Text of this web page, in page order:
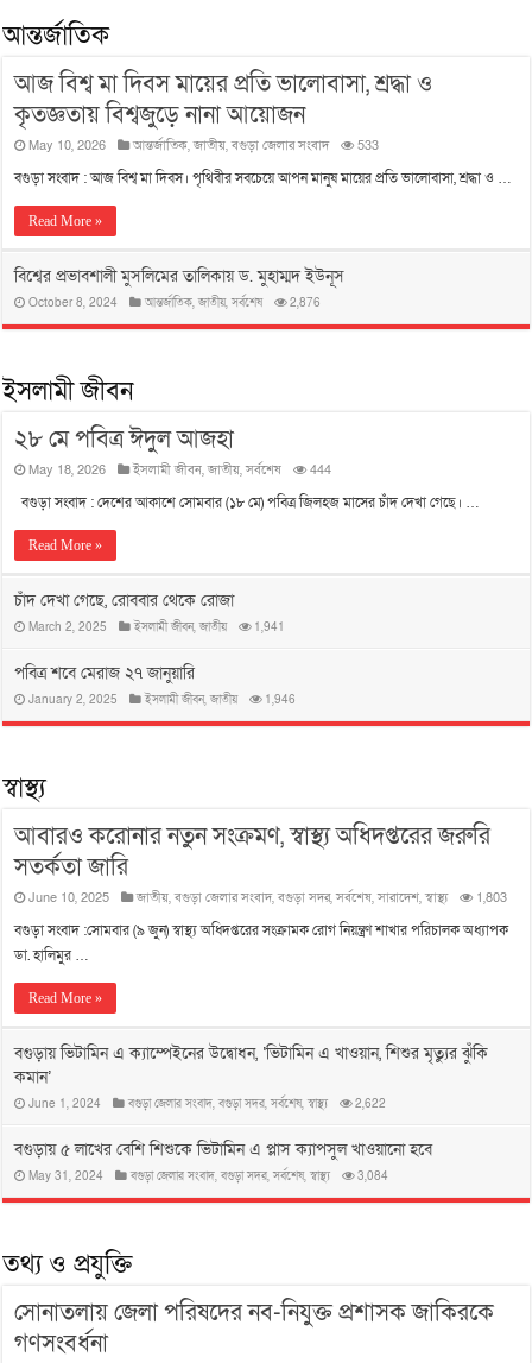
আন্তর্জাতিক
আজ বিশ্ব মা দিবস মায়ের প্রতি ভালোবাসা, শ্রদ্ধা ও
কৃতজ্ঞতায় বিশ্বজুড়ে নানা আয়োজন
May 10, 2026 আন্তর্জাতিক,জাতীয়,বগুড়া জেলার সংবাদ 533
বগুড়া সংবাদ : আজ বিশ্ব মা দিবস। পৃথিবীর সবচেয়ে আপন মানুষ মায়ের প্রতি ভালোবাসা, শ্রদ্ধা ও …
Read More »
বিশ্বের প্রভাবশালী মুসলিমের তালিকায় ড. মুহাম্মদ ইউনূস
October 8, 2024 আন্তর্জাতিক,জাতীয়,সর্বশেষ 2,876
ইসলামী জীবন
২৮ মে পবিত্র ঈদুল আজহা
May 18, 2026 ইসলামী জীবন,জাতীয়,সর্বশেষ 444
বগুড়া সংবাদ : দেশের আকাশে সোমবার (১৮ মে) পবিত্র জিলহজ মাসের চাঁদ দেখা গেছে। …
Read More »
চাঁদ দেখা গেছে, রোববার থেকে রোজা
March 2, 2025 ইসলামী জীবন,জাতীয় 1,941
পবিত্র শবে মেরাজ ২৭ জানুয়ারি
January 2, 2025 ইসলামী জীবন,জাতীয় 1,946
স্বাস্থ্য
আবারও করোনার নতুন সংক্রমণ, স্বাস্থ্য অধিদপ্তরের জরুরি
সতর্কতা জারি
June 10, 2025 জাতীয়,বগুড়া জেলার সংবাদ,বগুড়া সদর,সর্বশেষ,সারাদেশ,স্বাস্থ্য 1,803
বগুড়া সংবাদ :সোমবার (৯ জুন) স্বাস্থ্য অধিদপ্তরের সংক্রামক রোগ নিয়ন্ত্রণ শাখার পরিচালক অধ্যাপক
ডা. হালিমুর …
Read More »
বগুড়ায় ভিটামিন এ ক্যাম্পেইনের উদ্বোধন, ‘ভিটামিন এ খাওয়ান, শিশুর মৃত্যুর ঝুঁকি
কমান’
June 1, 2024 বগুড়া জেলার সংবাদ,বগুড়া সদর,সর্বশেষ,স্বাস্থ্য 2,622
বগুড়ায় ৫ লাখের বেশি শিশুকে ভিটামিন এ প্লাস ক্যাপসুল খাওয়ানো হবে
May 31, 2024 বগুড়া জেলার সংবাদ,বগুড়া সদর,সর্বশেষ,স্বাস্থ্য 3,084
তথ্য ও প্রযুক্তি
সোনাতলায় জেলা পরিষদের নব-নিযুক্ত প্রশাসক জাকিরকে
গণসংবর্ধনা